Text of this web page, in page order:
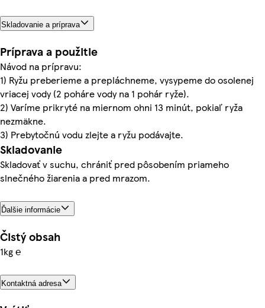
Skladovanie a príprava
Príprava a použitie
Návod na prípravu:
1) Ryžu preberieme a prepláchneme, vysypeme do osolenej
vriacej vody (2 poháre vody na 1 pohár ryže).
2) Varíme prikryté na miernom ohni 13 minút, pokiaľ ryža
nezmäkne.
3) Prebytočnú vodu zlejte a ryžu podávajte.
Skladovanie
Skladovať v suchu, chrániť pred pôsobením priameho
slnečného žiarenia a pred mrazom.
Ďalšie informácie
Čistý obsah
1kg ℮
Kontaktná adresa